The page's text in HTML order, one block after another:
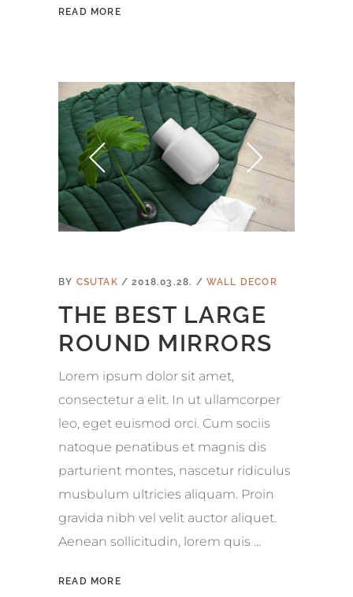
READ MORE
BY CSUTAK 2018.03.28. WALL DECOR
THE BEST LARGE
ROUND MIRRORS
Lorem ipsum dolor sit amet,
consectetur a elit. In ut ullamcorper
leo, eget euismod orci. Cum sociis
natoque penatibus et magnis dis
parturient montes, nascetur ridiculus
musbulum ultricies aliquam. Proin
gravida nibh vel velit auctor aliquet.
Aenean sollicitudin, lorem quis
READ MORE